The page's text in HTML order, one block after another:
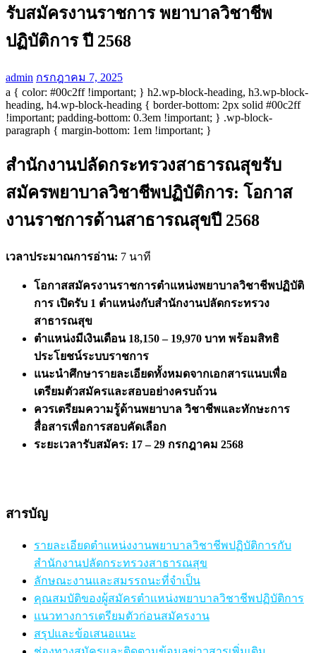
รับสมัครงานราชการ พยาบาลวิชาชีพ
ปฏิบัติการ ปี 2568
admin กรกฎาคม 7, 2025
a { color: #00c2ff !important; } h2.wp-block-heading, h3.wp-block-
heading, h4.wp-block-heading { border-bottom: 2px solid #00c2ff
!important; padding-bottom: 0.3em !important; } .wp-block-
paragraph { margin-bottom: 1em !important; }
สำนักงานปลัดกระทรวงสาธารณสุขรับ
สมัครพยาบาลวิชาชีพปฏิบัติการ: โอกาส
งานราชการด้านสาธารณสุขปี 2568
เวลาประมาณการอ่าน: 7 นาที
โอกาสสมัครงานราชการตำแหน่งพยาบาลวิชาชีพปฏิบัติ
การ เปิดรับ 1 ตำแหน่งกับสำนักงานปลัดกระทรวง
สาธารณสุข
ตำแหน่งมีเงินเดือน 18,150 – 19,970 บาท พร้อมสิทธิ
ประโยชน์ระบบราชการ
แนะนำศึกษารายละเอียดทั้งหมดจากเอกสารแนบเพื่อ
เตรียมตัวสมัครและสอบอย่างครบถ้วน
ควรเตรียมความรู้ด้านพยาบาล วิชาชีพและทักษะการ
สื่อสารเพื่อการสอบคัดเลือก
ระยะเวลารับสมัคร: 17 – 29 กรกฎาคม 2568
สารบัญ
รายละเอียดตำแหน่งงานพยาบาลวิชาชีพปฏิบัติการกับ
สำนักงานปลัดกระทรวงสาธารณสุข
ลักษณะงานและสมรรถนะที่จำเป็น
คุณสมบัติของผู้สมัครตำแหน่งพยาบาลวิชาชีพปฏิบัติการ
แนวทางการเตรียมตัวก่อนสมัครงาน
สรุปและข้อเสนอแนะ